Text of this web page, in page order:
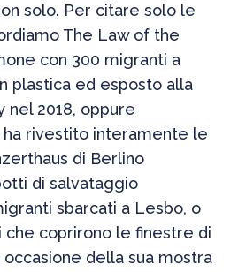
solo. Per citare solo le
The Law of the
con 300 migranti a
plastica ed esposto alla
nel 2018, oppure
ha rivestitointeramente le
di Berlino
di salvataggio
sbarcati a Lesbo, o
che coprirono le finestre di
della sua mostra